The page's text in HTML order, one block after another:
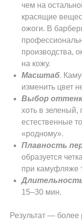
чем на
красящие
ожоги. В
производства,
на кожу.
Масштаб.
изменить цвет
Выбор
хоть в
естественные
«родному».
Плавность
образуется
при камуфляже
15–30 мин.
Результат —